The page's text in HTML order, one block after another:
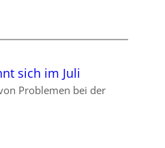
sich im Juli
Problemen bei der